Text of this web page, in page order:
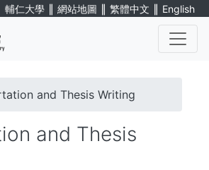
輔仁大學 ∥ 網站地圖 ∥ 繁體中文 ∥ English
and Thesis Writing
and Thesis